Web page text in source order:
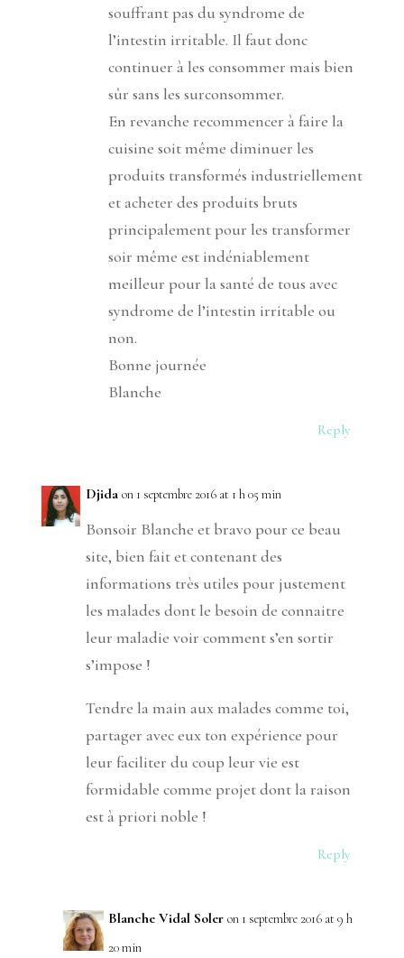
souffrant pas du syndrome de
l’intestin irritable. Il faut donc
continuer à les consommer mais bien
sûr sans les surconsommer.
En revanche recommencer à faire la
cuisine soit même diminuer les
produits transformés industriellement
et acheter des produits bruts
principalement pour les transformer
soir même est indéniablement
meilleur pour la santé de tous avec
syndrome de l’intestin irritable ou
non.
Bonne journée
Blanche
Reply
Djida on 1 septembre 2016 at 1 h 05 min
Bonsoir Blanche et bravo pour ce beau
site, bien fait et contenant des
informations très utiles pour justement
les malades dont le besoin de connaitre
leur maladie voir comment s’en sortir
s’impose !
Tendre la main aux malades comme toi,
partager avec eux ton expérience pour
leur faciliter du coup leur vie est
formidable comme projet dont la raison
est à priori noble !
Reply
Blanche Vidal Soler on 1 septembre 2016 at 9 h
20 min